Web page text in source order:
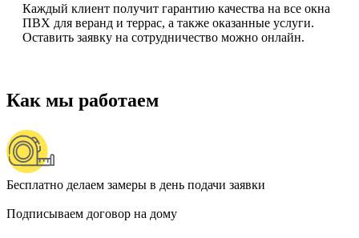
Каждый клиент получит гарантию качества на все окна
ПВХ для веранд и террас, а также оказанные услуги.
Оставить заявку на сотрудничество можно онлайн.
Как мы работаем
Бесплатно делаем замеры в день подачи заявки
Подписываем договор на дому